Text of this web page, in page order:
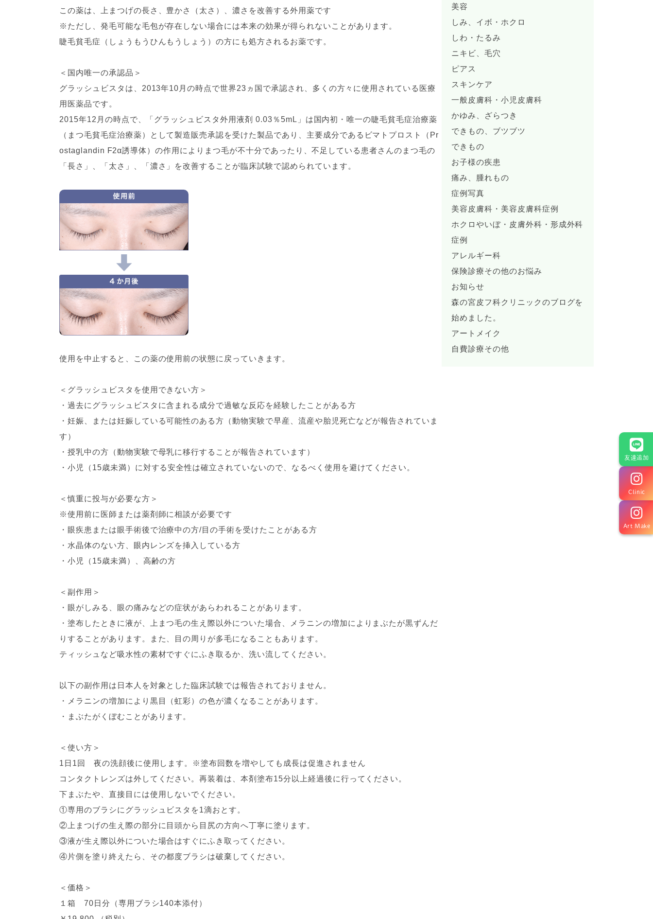
友達追加
Clinic
Art Make
この薬は、上まつげの長さ、豊かさ（太さ）、濃さを改善する外用薬です
※ただし、発毛可能な毛包が存在しない場合には本来の効果が得られないことがあります。
睫毛貧毛症（しょうもうひんもうしょう）の方にも処方されるお薬です。
＜国内唯一の承認品＞
グラッシュビスタは、2013年10月の時点で世界23ヵ国で承認され、多くの方々に使用されている医療
用医薬品です。
2015年12月の時点で、「グラッシュビスタ外用液剤 0.03％5mL」は国内初・唯一の睫毛貧毛症治療薬
（まつ毛貧毛症治療薬）として製造販売承認を受けた製品であり、主要成分であるビマトプロスト（Pr
ostaglandin F2α誘導体）の作用によりまつ毛が不十分であったり、不足している患者さんのまつ毛の
「長さ」、「太さ」、「濃さ」を改善することが臨床試験で認められています。
使用を中止すると、この薬の使用前の状態に戻っていきます。
＜グラッシュビスタを使用できない方＞
・過去にグラッシュビスタに含まれる成分で過敏な反応を経験したことがある方
・妊娠、または妊娠している可能性のある方（動物実験で早産、流産や胎児死亡などが報告されていま
す）
・授乳中の方（動物実験で母乳に移行することが報告されています）
・小児（15歳未満）に対する安全性は確立されていないので、なるべく使用を避けてください。
＜慎重に投与が必要な方＞
※使用前に医師または薬剤師に相談が必要です
・眼疾患または眼手術後で治療中の方/目の手術を受けたことがある方
・水晶体のない方、眼内レンズを挿入している方
・小児（15歳未満）、高齢の方
＜副作用＞
・眼がしみる、眼の痛みなどの症状があらわれることがあります。
・塗布したときに液が、上まつ毛の生え際以外についた場合、メラニンの増加によりまぶたが黒ずんだ
りすることがあります。また、目の周りが多毛になることもあります。
ティッシュなど吸水性の素材ですぐにふき取るか、洗い流してください。
以下の副作用は日本人を対象とした臨床試験では報告されておりません。
・メラニンの増加により黒目（虹彩）の色が濃くなることがあります。
・まぶたがくぼむことがあります。
＜使い方＞
1日1回 夜の洗顔後に使用します。※塗布回数を増やしても成長は促進されません
コンタクトレンズは外してください。再装着は、本剤塗布15分以上経過後に行ってください。
下まぶたや、直接目には使用しないでください。
①専用のブラシにグラッシュビスタを1滴おとす。
②上まつげの生え際の部分に目頭から目尻の方向へ丁寧に塗ります。
③液が生え際以外についた場合はすぐにふき取ってください。
④片側を塗り終えたら、その都度ブラシは破棄してください。
＜価格＞
１箱 70日分（専用ブラシ140本添付）
美容
しみ、イボ・ホクロ
しわ・たるみ
ニキビ、毛穴
ピアス
スキンケア
一般皮膚科・小児皮膚科
かゆみ、ざらつき
できもの、ブツブツ
できもの
お子様の疾患
痛み、腫れもの
症例写真
美容皮膚科・美容皮膚科症例
ホクロやいぼ・皮膚外科・形成外科
症例
アレルギー科
保険診療その他のお悩み
お知らせ
森の宮皮フ科クリニックのブログを
始めました。
アートメイク
自費診療その他